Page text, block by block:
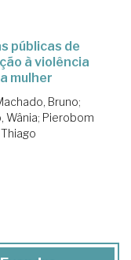
públicas de
à violência
mulher
Bruno;
Wânia; Pierobom